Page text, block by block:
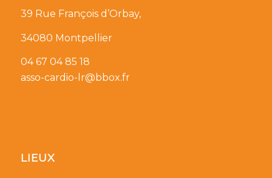
39 Rue François d’Orbay,
34080 Montpellier
04 67 04 85 18
asso-cardio-lr@bbox.fr
LIEUX